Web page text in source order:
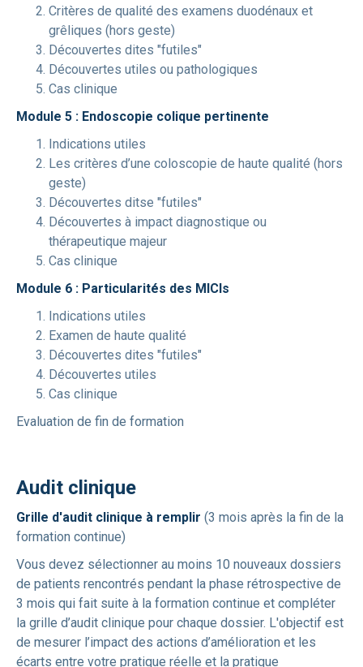
Critères de qualité des examens duodénaux et
grêliques (hors geste)
Découvertes dites "futiles"
Découvertes utiles ou pathologiques
Cas clinique
Module 5 : Endoscopie colique pertinente
Indications utiles
Les critères d’une coloscopie de haute qualité (hors
geste)
Découvertes ditse "futiles"
Découvertes à impact diagnostique ou
thérapeutique majeur
Cas clinique
Module 6 : Particularités des MICIs
Indications utiles
Examen de haute qualité
Découvertes dites "futiles"
Découvertes utiles
Cas clinique
Evaluation de fin de formation
Audit clinique
Grille d'audit clinique à remplir (3 mois après la fin de la
formation continue)
Vous devez sélectionner au moins 10 nouveaux dossiers
de patients rencontrés pendant la phase rétrospective de
3 mois qui fait suite à la formation continue et compléter
la grille d’audit clinique pour chaque dossier. L'objectif est
de mesurer l’impact des actions d’amélioration et les
écarts entre votre pratique réelle et la pratique